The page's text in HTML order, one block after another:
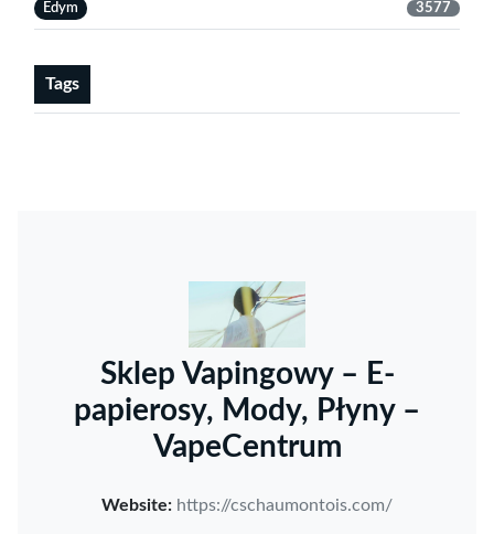
Edym 3577
Tags
Sklep Vapingowy – E-
papierosy, Mody, Płyny –
VapeCentrum
Website: https://cschaumontois.com/